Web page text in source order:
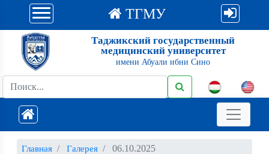
ТГМУ
Таджикский государственный
медицинский университет
имени Абуали ибни Сино
Главная Галерея 06.10.2025